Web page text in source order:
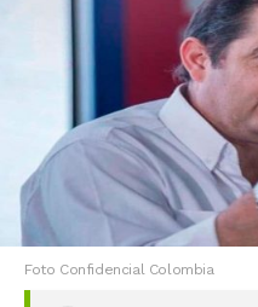
Foto Confidencial Colombia